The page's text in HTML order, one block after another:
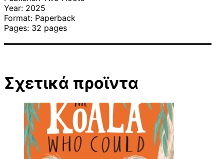
Year: 2025
Format: Paperback
Pages: 32 pages
Σχετικά προϊντα